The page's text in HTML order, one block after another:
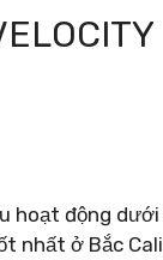
hoạt động
nhất ở Bắc